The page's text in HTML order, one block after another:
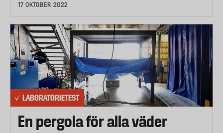
17 OKTOBER 2022
LABORATORIETEST
En pergola för alla väder